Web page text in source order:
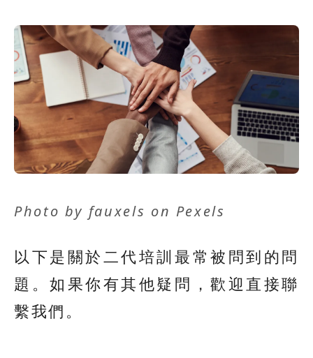
Photo by fauxels on Pexels
以下是關於二代培訓最常被問到的問
題。如果你有其他疑問，歡迎直接聯
繫我們。